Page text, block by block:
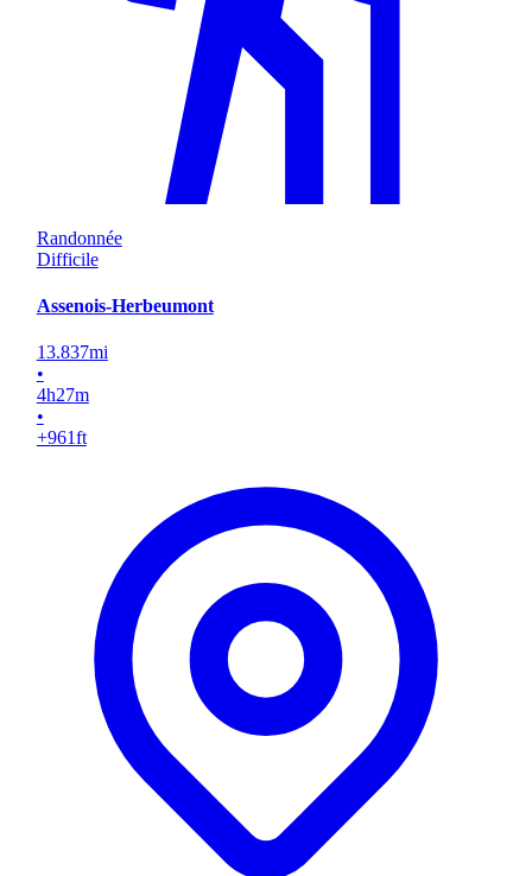
Randonnée
Difficile
Assenois-Herbeumont
13.837mi
•
4h27m
•
+961ft